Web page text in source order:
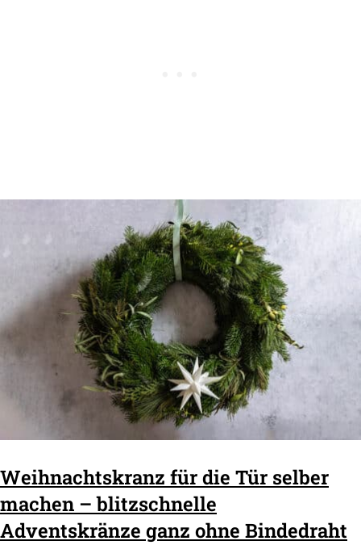
Weihnachtskranz für die Tür selber
machen – blitzschnelle
Adventskränze ganz ohne Bindedraht